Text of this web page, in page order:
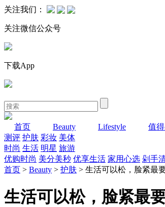
关注我们：
关注微信公众号
下载App
首页 Beauty Lifestyle 值
测评 护肤 彩妆 美体
时尚 生活 明星 旅游
优购时尚 美分美秒 优享生活 家用心选 剁手
首页 > Beauty > 护肤 > 生活可以松，脸紧最
生活可以松，脸紧最